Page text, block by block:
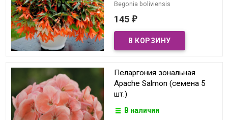
Begonia boliviensis
145 ₽
Пеларгония зональная
Apache Salmon (семена 5
шт.)
В наличии